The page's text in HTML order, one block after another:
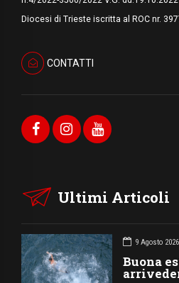
Diocesi di Trieste iscritta al ROC nr.
CONTATTI
Ultimi Articoli
9 Agosto 2026
Buona